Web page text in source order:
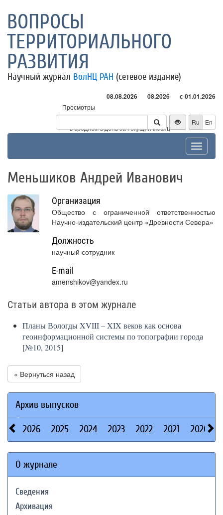
ВОПРОСЫ
ТЕРРИТОРИАЛЬНОГО
РАЗВИТИЯ
Научный журнал ВолНЦ РАН (сетевое издание)
08.08.2026 08.2026 с 01.01.2026
Просмотры
Посетители
* - в среднем в день за текущий месяц
Ru En
Toggle
Меньшиков Андрей Иванович
Организация
Общество с ограниченной ответственностью
Научно-издательский центр «Древности Севера»
Должность
научный сотрудник
E-mail
amenshikov@yandex.ru
Статьи автора в этом журнале
Планы Вологды XVIII – XIX веков как основа
геоинформационной системы по топографии города
[№10, 2015]
« Вернуться назад
Архив выпусков
2026 2025 2024 2023 2022 2021 2020
О журнале
Сведения
Архивация